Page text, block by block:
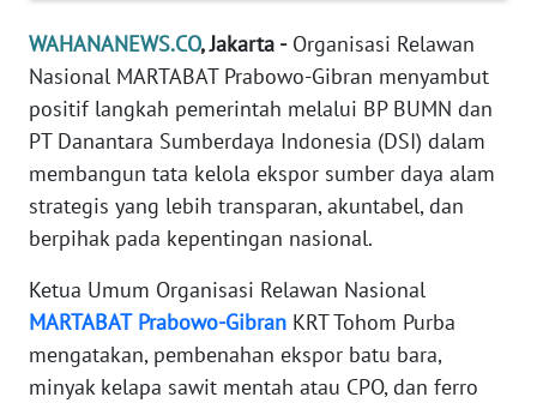
WAHANANEWS.CO, Jakarta -Organisasi Relawan
Nasional MARTABAT Prabowo-Gibran menyambut
positif langkah pemerintah melalui BP BUMN dan
PT Danantara Sumberdaya Indonesia (DSI) dalam
membangun tata kelola ekspor sumber daya alam
strategis yang lebih transparan, akuntabel, dan
berpihak pada kepentingan nasional.
Ketua Umum Organisasi Relawan Nasional
MARTABAT Prabowo-Gibran KRT Tohom Purba
mengatakan, pembenahan ekspor batu bara,
minyak kelapa sawit mentah atau CPO, dan ferro
Informasi
BERITA
KONTAK
KAMI
INFO
TENTANG
KAMI